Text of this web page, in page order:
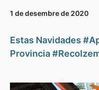
1 de desembre de 2020
Estas Navidades
Provincia